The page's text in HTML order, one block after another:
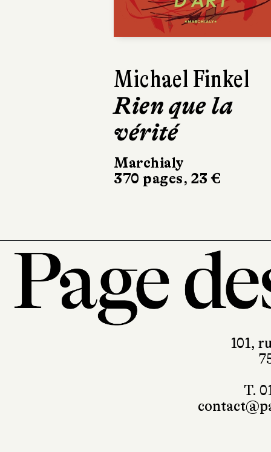
Michael Finkel
Rien que la
vérité
Marchialy
370 pages, 23 €
Sur
266
101,
T.